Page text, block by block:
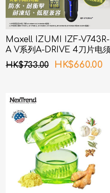
Maxell IZUMI IZF-V743R-
A V系列A-DRIVE 4刀片电须
刨 (深海蓝色)
HK$733.00 HK$660.00